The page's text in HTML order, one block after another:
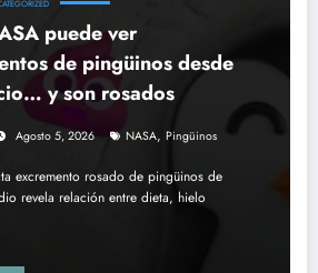
puede ver
de pingüinos desde
y son rosados
Agosto 5, 2026 NASA, Pingüinos
excremento rosado de pingüinos de
revela relación entre dieta, hielo